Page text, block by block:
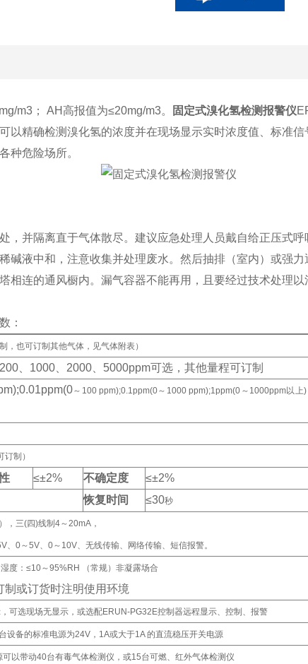
m3； AH高报值为≤20mg/m3。 固定式溴化氢检测报警仪
以精确检测溴化氢的浓度并在现场显示实时浓度值、标准
种危险场所。
，并隔离直于气体散尽。建议应急处理人员戴自给正压式
碱液中和，注意收集并处理废水。然后抽排（室内）或强
相连的通风橱内。漏气容器不能再用，且要经过技术处理以
：
，也可订制其他气体，见气体附表）
200、 1000、 2000、 5000ppm可选，其他量程可订制
～100 ppm);0.1ppm(0～1000 ppm);1ppm(0～1000ppm以上
订制）
≤±2% 不确定度
≤±2%
恢复时间 ≤30秒
，三(四)线制4～20mA，
、0～5V、0～10V、无线传输、网络传输、短信报警。
度：≤10～95%RH （常规）非凝露场合
制或订货时注明使用环境
可选现场无显示，或选配ERUN-PG32E控制器远程显示、控制、报警
设备的标准电源为24V，1A或大于1A 的直流稳压开关电源
可以带动40台有毒气体检测仪，或15台可燃、红外气体检测仪